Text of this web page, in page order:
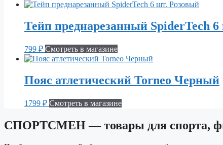
Тейп преднарезанный SpiderTech
799 ₽ Смотреть в магазине
Пояс атлетический Torneo Черный
1799 ₽ Смотреть в магазине
СПОРТСМЕН — товары для спорта,